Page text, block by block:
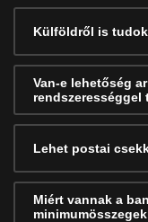
Külföldről is
Van-e lehetőség
rendszerességgel
Lehet postai
Miért vannak a